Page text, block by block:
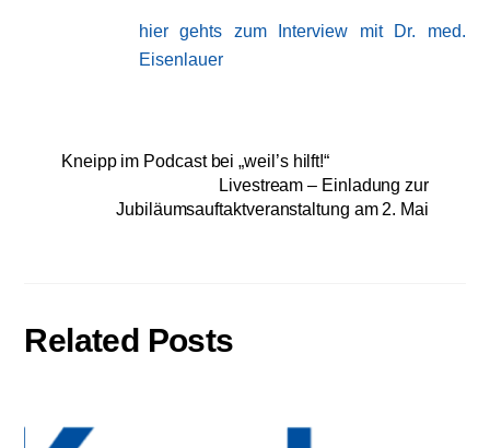
hier gehts zum Interview mit Dr. med.
Eisenlauer
Kneipp im Podcast bei „weil’s hilft!“
Livestream – Einladung zur
Jubiläumsauftaktveranstaltung am 2. Mai
Related Posts